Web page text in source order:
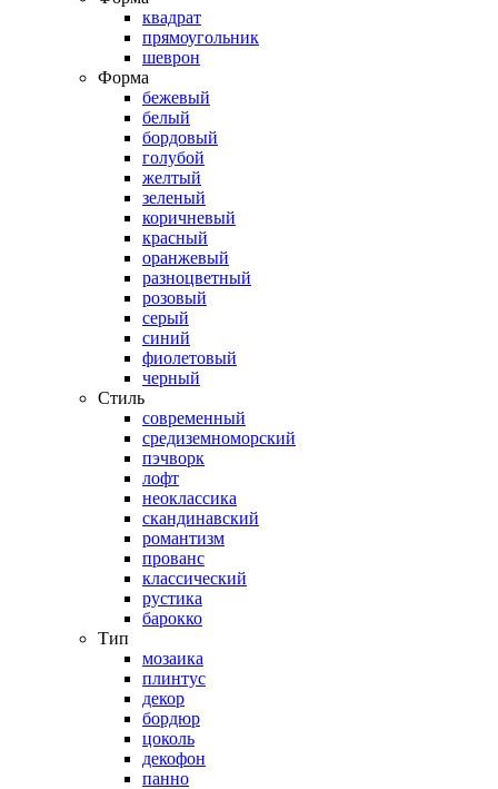
квадрат
прямоугольник
шеврон
Форма
бежевый
белый
бордовый
голубой
желтый
зеленый
коричневый
красный
оранжевый
разноцветный
розовый
серый
синий
фиолетовый
черный
Стиль
современный
средиземноморский
пэчворк
лофт
неоклассика
скандинавский
романтизм
прованс
классический
рустика
барокко
Тип
мозаика
плинтус
декор
бордюр
цоколь
декофон
панно